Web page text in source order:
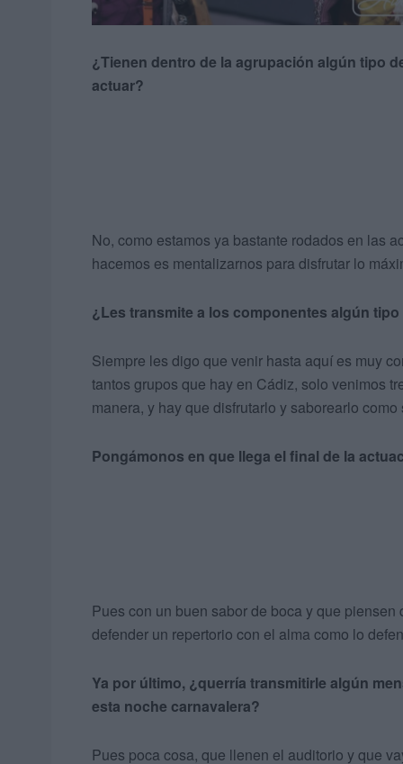
¿Tienen dentro de la agrupación algún tipo
actuar?
No, como estamos ya bastante rodados en las
hacemos es mentalizarnos para disfrutar lo
¿Les transmite a los componentes algún
Siempre les digo que venir hasta aquí es muy
tantos grupos que hay en Cádiz, solo venimos
manera, y hay que disfrutarlo y saborearlo
Pongámonos en que llega el final de la
Pues con un buen sabor de boca y que
defender un repertorio con el alma como lo
Ya por último, ¿querría transmitirle algún
esta noche carnavalera?
Pues poca cosa, que llenen el auditorio y que